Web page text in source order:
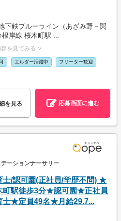
下鉄ブルーライン（あざみ野－関
岸線 桜木町駅 ...
を見てみる ∨
エルダー活躍中 フリーター歓迎
を見る 応募画面に進む
ーションナーサリー
士/認可園(正社員/学歴不問) ★
町駅徒歩3分★認可園★正社員
士★定員49名★月給29.7...